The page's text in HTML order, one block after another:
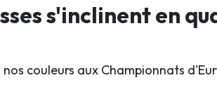
s'inclinent en
couleurs aux Championnats